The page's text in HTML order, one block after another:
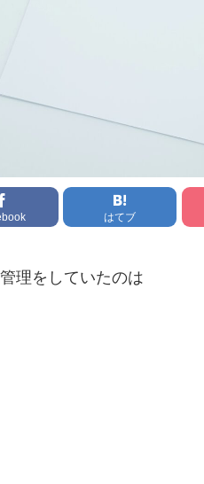
はてブ
理をしていたのは